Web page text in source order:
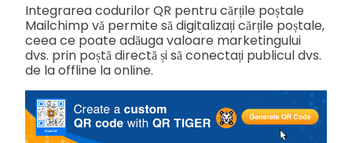
Integrarea codurilor QR pentru cărțile poștale
Mailchimp vă permite să digitalizați cărțile poștale,
ceea ce poate adăuga valoare marketingului
dvs. prin poștă directă și să conectați publicul dvs.
de la offline la online.